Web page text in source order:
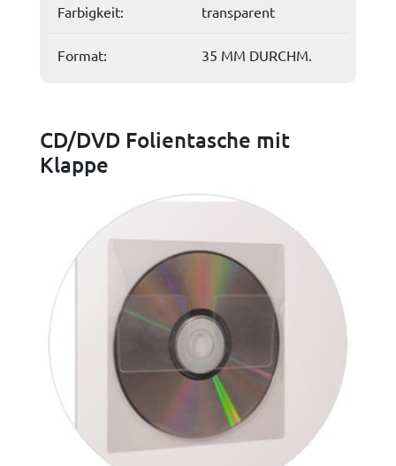
Farbigkeit: transparent
Format: 35 MM DURCHM.
CD/DVD Folientasche mit
Klappe